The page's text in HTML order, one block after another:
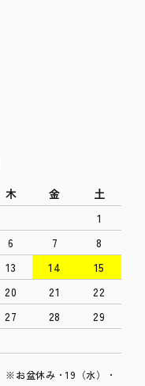
木 金
土
1
6 7
8
13 14
15
20 21
22
27 28
29
※お盆休み・19（水）・